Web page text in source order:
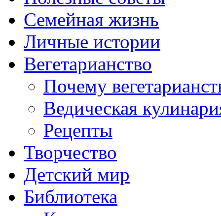
Семейная жизнь
Личные истории
Вегетарианство
Почему
Ведическая
Рецепты
Творчество
Детский мир
Библиотека